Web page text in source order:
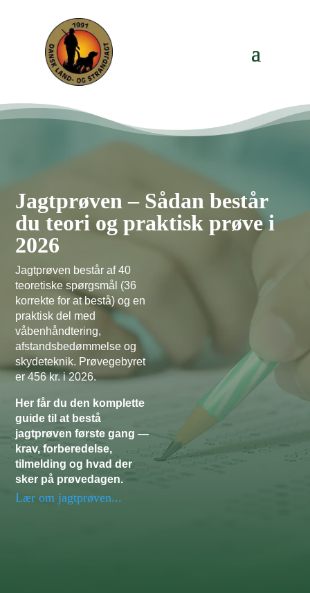
Jagtprøven – Sådan består
du teori og praktisk prøve i
2026
Jagtprøven består af 40
teoretiske spørgsmål (36
korrekte for at bestå) og en
praktisk del med
våbenhåndtering,
afstandsbedømmelse og
skydeteknik. Prøvegebyret
er 456 kr. i 2026.
Her får du den komplette
guide til at bestå
jagtprøven første gang —
krav, forberedelse,
tilmelding og hvad der
sker på prøvedagen.
Lær om jagtprøven...